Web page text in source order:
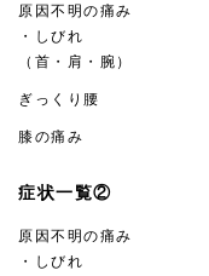
原因不明の痛み
・しびれ
（首・肩・腕）
ぎっくり腰
膝の痛み
症状一覧②
原因不明の痛み
・しびれ